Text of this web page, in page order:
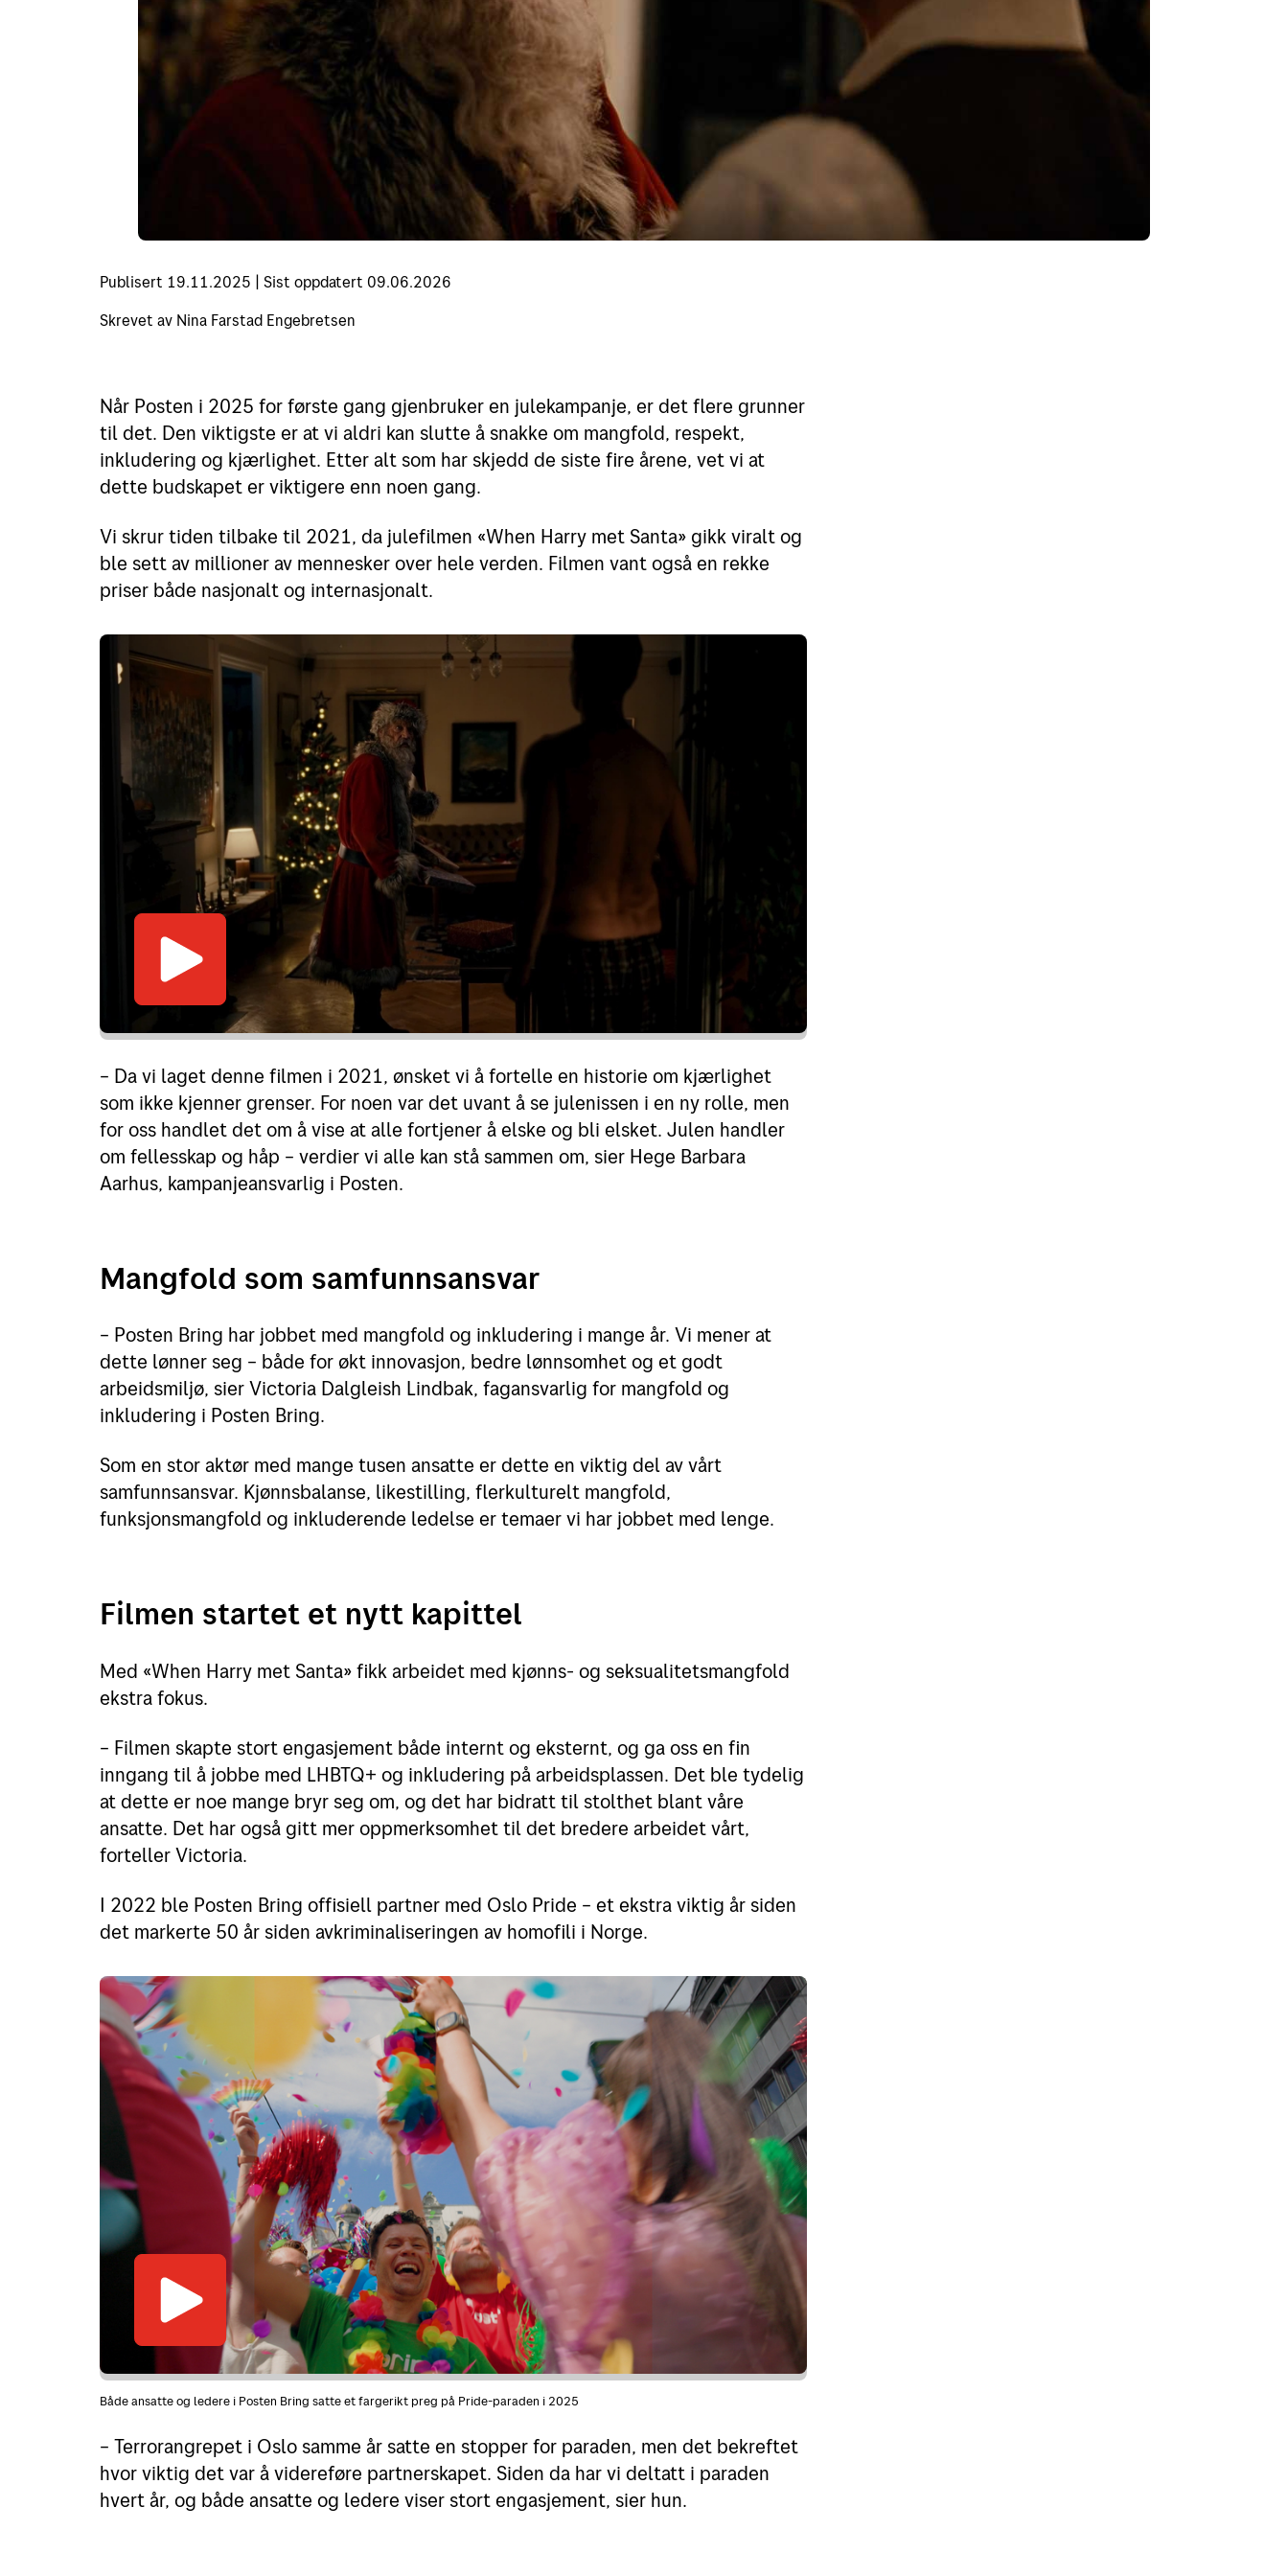
Publisert 19.11.2025 Sist oppdatert 09.06.2026
Skrevet av Nina Farstad Engebretsen
Når Posten i 2025 for første gang gjenbruker en julekampanje, er det flere grunner
til det. Den viktigste er at vi aldri kan slutte å snakke om mangfold, respekt,
inkludering og kjærlighet. Etter alt som har skjedd de siste fire årene, vet vi at
dette budskapet er viktigere enn noen gang.
Vi skrur tiden tilbake til 2021, da julefilmen «When Harry met Santa» gikk viralt og
ble sett av millioner av mennesker over hele verden. Filmen vant også en rekke
priser både nasjonalt og internasjonalt.
– Da vi laget denne filmen i 2021, ønsket vi å fortelle en historie om kjærlighet
som ikke kjenner grenser. For noen var det uvant å se julenissen i en ny rolle, men
for oss handlet det om å vise at alle fortjener å elske og bli elsket. Julen handler
om fellesskap og håp – verdier vi alle kan stå sammen om, sier Hege Barbara
Aarhus, kampanjeansvarlig i Posten.
Mangfold som samfunnsansvar
– Posten Bring har jobbet med mangfold og inkludering i mange år. Vi mener at
dette lønner seg – både for økt innovasjon, bedre lønnsomhet og et godt
arbeidsmiljø, sier Victoria Dalgleish Lindbak, fagansvarlig for mangfold og
inkludering i Posten Bring.
Som en stor aktør med mange tusen ansatte er dette en viktig del av vårt
samfunnsansvar. Kjønnsbalanse, likestilling, flerkulturelt mangfold,
funksjonsmangfold og inkluderende ledelse er temaer vi har jobbet med lenge.
Filmen startet et nytt kapittel
Med «When Harry met Santa» fikk arbeidet med kjønns- og seksualitetsmangfold
ekstra fokus.
– Filmen skapte stort engasjement både internt og eksternt, og ga oss en fin
inngang til å jobbe med LHBTQ+ og inkludering på arbeidsplassen. Det ble tydelig
at dette er noe mange bryr seg om, og det har bidratt til stolthet blant våre
ansatte. Det har også gitt mer oppmerksomhet til det bredere arbeidet vårt,
forteller Victoria.
I 2022 ble Posten Bring offisiell partner med Oslo Pride – et ekstra viktig år siden
det markerte 50 år siden avkriminaliseringen av homofili i Norge.
Både ansatte og ledere i Posten Bring satte et fargerikt preg på Pride-paraden i 2025
– Terrorangrepet i Oslo samme år satte en stopper for paraden, men det bekreftet
hvor viktig det var å videreføre partnerskapet. Siden da har vi deltatt i paraden
hvert år, og både ansatte og ledere viser stort engasjement, sier hun.